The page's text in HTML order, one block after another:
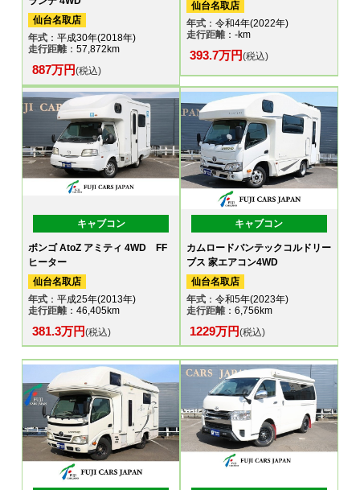
仙台名取店
年式 ：平成30年(2018年)
走行距離：57,872km
887万円(税込)
仙台名取店
年式：令和4年(2022年)
走行距離：-km
393.7万円(税込)
キャブコン
ボンゴ AtoZ アミティ 4WD FF
ヒーター
仙台名取店
年式 ：平成25年(2013年)
走行距離：46,405km
381.3万円(税込)
キャブコン
カムロードバンテックコルドリー
ブス 家エアコン4WD
仙台名取店
年式：令和5年(2023年)
走行距離：6,756km
1229万円(税込)